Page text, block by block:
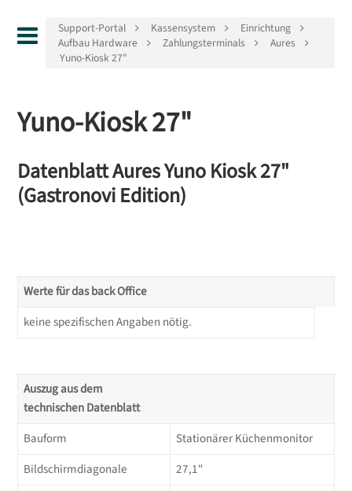
Support-Portal Kassensystem
Einrichtung
Aufbau Hardware
Zahlungsterminals
Aures
Yuno-Kiosk 27"
Yuno-Kiosk 27"
Datenblatt Aures Yuno Kiosk 27"
(Gastronovi Edition)
Werte für das back Office
keine spezifischen Angaben nötig.
Auszug aus dem
technischen Datenblatt
Bauform
Stationärer Küchenmonitor
Bildschirmdiagonale
27,1"